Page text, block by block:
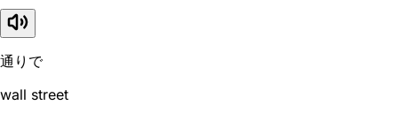
通りで
wall street